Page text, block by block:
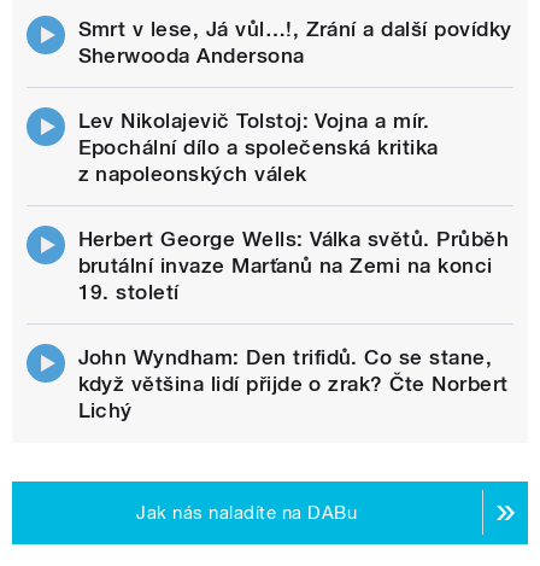
Smrt v lese, Já vůl…!, Zrání a další povídky
Sherwooda Andersona
Lev Nikolajevič Tolstoj: Vojna a mír.
Epochální dílo a společenská kritika
z napoleonských válek
Herbert George Wells: Válka světů. Průběh
brutální invaze Marťanů na Zemi na konci
19. století
John Wyndham: Den trifidů. Co se stane,
když většina lidí přijde o zrak? Čte Norbert
Lichý
Jak nás naladíte na DABu